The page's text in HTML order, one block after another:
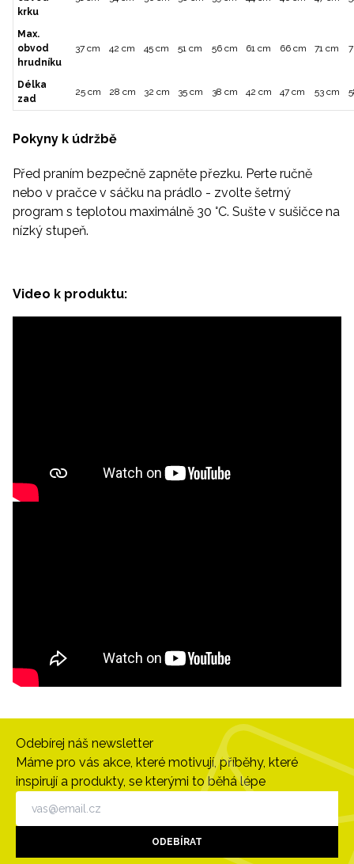
krku
Max.
obvod
hrudníku
37 cm 42 cm 45 cm 51 cm 56 cm 61 cm 66 cm 71 cm
Délka
zad
25 cm 28 cm 32 cm 35 cm 38 cm 42 cm 47 cm 53 cm
Pokyny k údržbě
Před praním bezpečně zapněte přezku. Perte ručně
nebo v pračce v sáčku na prádlo - zvolte šetrný
program s teplotou maximálně 30 °C. Sušte v sušičce na
nízký stupeň.
Video k produktu:
Odebírej náš newsletter
Máme pro vás akce, které motivují, příběhy, které
inspirují a produkty, se kterými to běhá lépe
ODEBÍRAT